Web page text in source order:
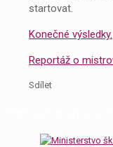
startovat.
Konečné výsledky.
Reportáž o
Sdílet